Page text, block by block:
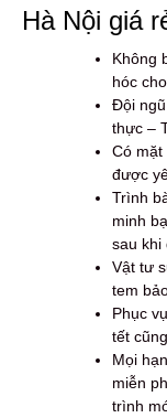
Hà Nội giá
Không
hóc
Đội
thực –
Có mặt
được
Trình
minh
sau khi
Vật tư
tem
Phục
tết
Mọi
miễn
trình